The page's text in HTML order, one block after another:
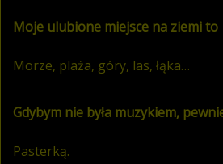
Moje ulubione miejsce na ziemi to
Morze, plaża, góry, las, łąka…
Gdybym nie była muzykiem,
Pasterką.